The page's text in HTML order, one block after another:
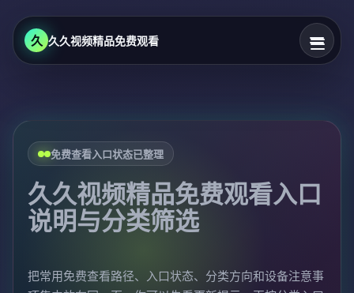
久 久久视频精品免费观看
免费查看入口状态已整理
久久视频精品免费观看入口
说明与分类筛选
把常用免费查看路径、入口状态、分类方向和设备注意事